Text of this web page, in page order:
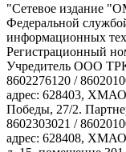
"Сетевое издание
Федеральной
информационных
Регистрационный
Учредитель ООО
8602276120 /
адрес: 628403,
Победы, 27/2.
8602303021 /
адрес: 628408,